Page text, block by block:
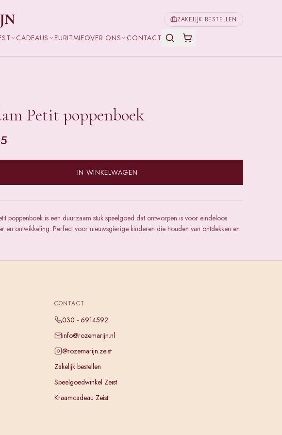
ZAKELIJK BESTELLEN
CADEAUS EURITMIEOVER ONS CONTACT
Petit poppenboek
IN WINKELWAGEN
poppenboek is een duurzaam stuk speelgoed dat ontworpen is voor eindeloos
en ontwikkeling. Perfect voor nieuwsgierige kinderen die houden van ontdekken en
CONTACT
030 - 6914592
info@rozemarijn.nl
@rozemarijn.zeist
Zakelijk bestellen
Speelgoedwinkel Zeist
Kraamcadeau Zeist